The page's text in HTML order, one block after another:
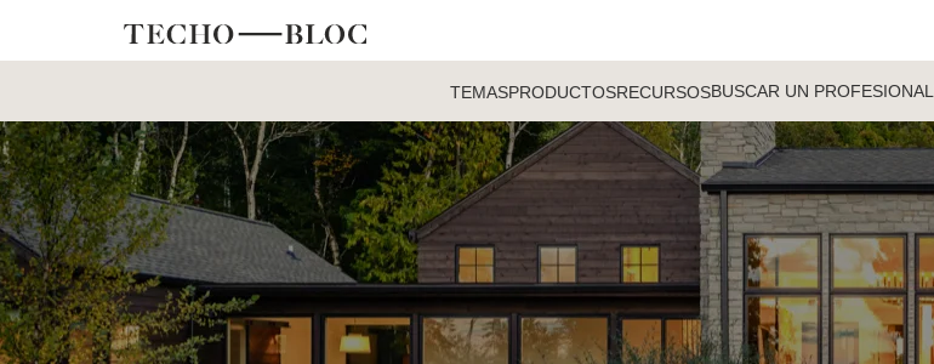
TEMASPRODUCTOSRECURSOSBUSCAR UN PROFESIONAL